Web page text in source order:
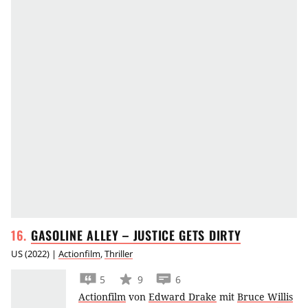
GASOLINE ALLEY – JUSTICE GETS DIRTY
US(2022) | Actionfilm,Thriller
5 9
6
Actionfilm von Edward Drake mit Bruce Willis